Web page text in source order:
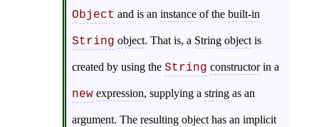
Object and is an instanceof the built-in
String object. That is, a String objectis
created by using the String constructorin a
new expression, supplying a stringas an
argument. The resulting objecthas an implicit